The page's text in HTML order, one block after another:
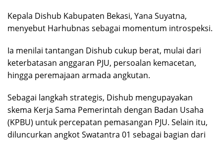
Kepala Dishub Kabupaten Bekasi, Yana Suyatna,
menyebut Harhubnas sebagai momentum introspeksi.
Ia menilai tantangan Dishub cukup berat, mulai dari
keterbatasan anggaran PJU, persoalan kemacetan,
hingga peremajaan armada angkutan.
Sebagai langkah strategis, Dishub mengupayakan
skema Kerja Sama Pemerintah dengan Badan Usaha
(KPBU) untuk percepatan pemasangan PJU. Selain itu,
diluncurkan angkot Swatantra 01 sebagai bagian dari